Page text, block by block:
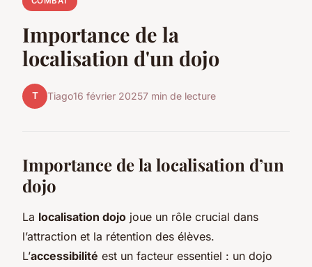
Importance de la
localisation d'un dojo
T Tiago16 février 20257 min de lecture
Importance de la localisation d’un
dojo
La localisation dojo joue un rôle crucial dans
l’attraction et la rétention des élèves.
L’accessibilité est un facteur essentiel : un dojo